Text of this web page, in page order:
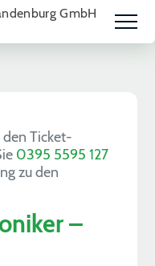
Ticket-
0395 5595 127
zu den
–